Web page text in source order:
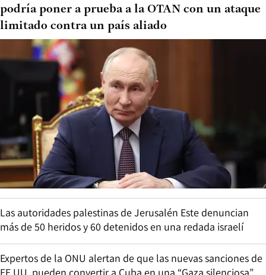
podría poner a prueba a la OTAN con un ataque
limitado contra un país aliado
Las autoridades palestinas de Jerusalén Este denuncian
más de 50 heridos y 60 detenidos en una redada israelí
Expertos de la ONU alertan de que las nuevas sanciones de